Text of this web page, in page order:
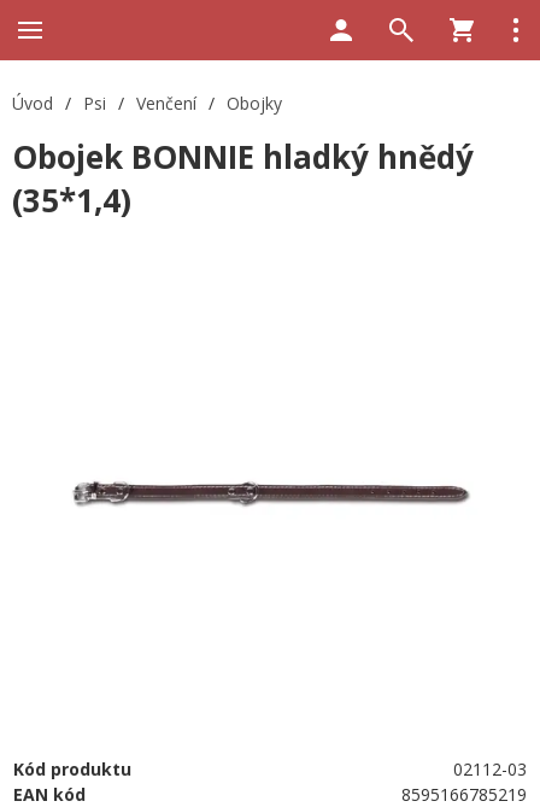
Úvod / Psi / Venčení / Obojky
Obojek BONNIE hladký hnědý
(35*1,4)
Kód produktu
02112-03
EAN kód
8595166785219